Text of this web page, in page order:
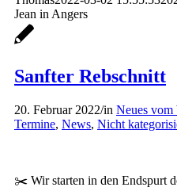
Jean in Angers
Sanfter Rebschnitt
20. Februar 2022/in Neues vom
Termine, News, Nicht
✂️ Wir starten in den Endspurt